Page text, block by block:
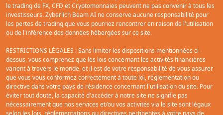
que vous ne pouvez vous permettre de perdre. Les risques impliqués dans
le trading de FX, CFD et Cryptomonnaies peuvent ne pas convenir à tous les
investisseurs. Zyberlich Beam AI ne conserve aucune responsabilité pour
les pertes de trading que vous pourriez rencontrer en raison de l'utilisation
RESTRICTIONS LÉGALES : Sans limiter les dispositions mentionnées ci-
dessus, vous comprenez que les lois concernant les activités financières
varient à travers le monde, et il est de votre responsabilité de vous assurer
que vous vous conformez correctement à toute loi, réglementation ou
directive dans votre pays de résidence concernant l'utilisation du site. Pour
éviter tout doute, la capacité d'accéder à notre site ne signifie pas